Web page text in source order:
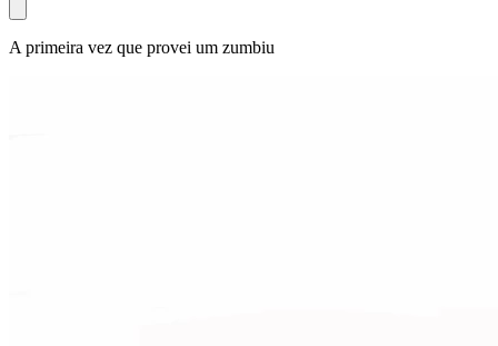
A primeira vez que provei um zumbiu